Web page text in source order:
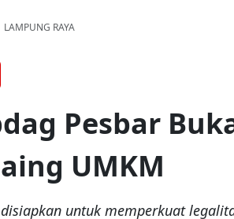
LAMPUNG RAYA
Pesbar
UMKM
disiapkan untuk memperkuat